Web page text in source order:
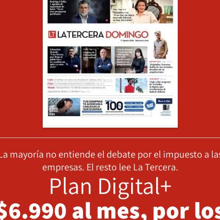
mayoría no entiende el debate por el impuesto a
empresas. El resto lee La Tercera.
Plan Digital+
al mes, por